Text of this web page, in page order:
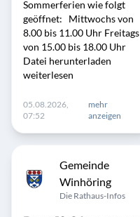
Sommerferien wie folgt
geöffnet: Mittwochs von
8.00 bis 11.00 Uhr Freitags
von 15.00 bis 18.00 Uhr
Datei herunterladen
weiterlesen
05.08.2026,
07:52
mehr
anzeigen
Gemeinde
Winhöring
Die Rathaus-Infos